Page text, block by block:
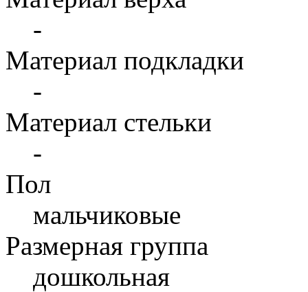
-
Материал подкладки
-
Материал стельки
-
Пол
мальчиковые
Размерная группа
дошкольная